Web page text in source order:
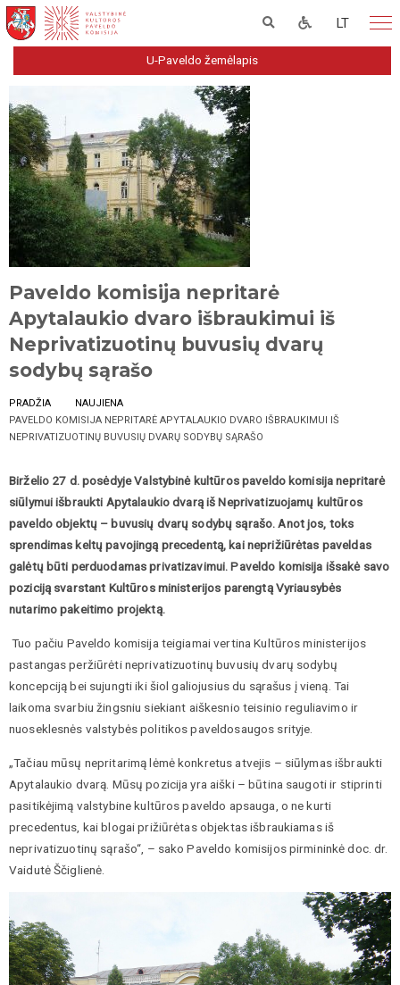
LT
U-Paveldo žemėlapis
Paveldo komisija nepritarė
Apytalaukio dvaro išbraukimui iš
Neprivatizuotinų buvusių dvarų
sodybų sąrašo
PRADŽIA
NAUJIENA
PAVELDO KOMISIJA NEPRITARĖ APYTALAUKIO DVARO IŠBRAUKIMUI IŠ
NEPRIVATIZUOTINŲ BUVUSIŲ DVARŲ SODYBŲ SĄRAŠO
Birželio 27 d. posėdyje Valstybinė kultūros paveldo komisija nepritarė
siūlymui išbraukti Apytalaukio dvarą iš Neprivatizuojamų kultūros
paveldo objektų – buvusių dvarų sodybų sąrašo. Anot jos, toks
sprendimas keltų pavojingą precedentą, kai neprižiūrėtas paveldas
galėtų būti perduodamas privatizavimui. Paveldo komisija išsakė savo
poziciją svarstant Kultūros ministerijos parengtą Vyriausybės
nutarimo pakeitimo projektą.
Tuo pačiu Paveldo komisija teigiamai vertina Kultūros ministerijos
pastangas peržiūrėti neprivatizuotinų buvusių dvarų sodybų
koncepciją bei sujungti iki šiol galiojusius du sąrašus į vieną. Tai
laikoma svarbiu žingsniu siekiant aiškesnio teisinio reguliavimo ir
nuoseklesnės valstybės politikos paveldosaugos srityje.
„Tačiau mūsų nepritarimą lėmė konkretus atvejis – siūlymas išbraukti
Apytalaukio dvarą. Mūsų pozicija yra aiški – būtina saugoti ir stiprinti
pasitikėjimą valstybine kultūros paveldo apsauga, o ne kurti
precedentus, kai blogai prižiūrėtas objektas išbraukiamas iš
neprivatizuotinų sąrašo“, – sako Paveldo komisijos pirmininkė doc. dr.
Vaidutė Ščiglienė.